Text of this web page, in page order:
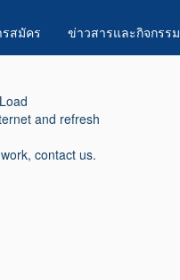
รสมัคร ข่าวสารและกิจกรรม
and refresh
contact us.